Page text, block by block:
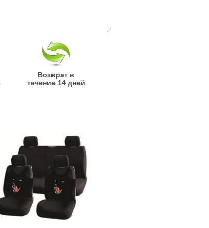
Возврат в
течение 14 дней